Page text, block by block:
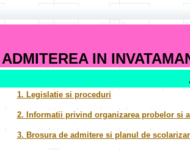
ADMITEREA IN
1. Legislatie si proceduri
2. Informatii privind organizarea probelor si
3. Brosura de admitere si planul de